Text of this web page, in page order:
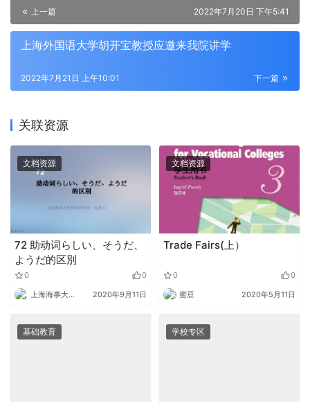
上一篇 2022年7月20日 下午5:41
上海外国语大学胡开宝教授应邀来我院讲学
下一篇
2022年7月21日 上午10:01
关联资源
文档资源
72 助动词らしい、そうだ、
ようだ的区別
0 0
上海海事大学外语 2020年9月11日
文档资源
Trade Fairs(上）
0 0
蜜豆 2020年5月11日
基础教育 学校专区